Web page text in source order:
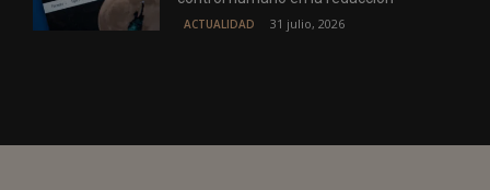
ACTUALIDAD 31 julio, 2026